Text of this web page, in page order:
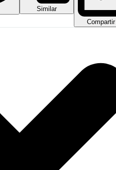
Similar
Compartir